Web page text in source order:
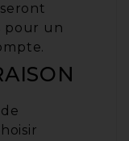
pour un